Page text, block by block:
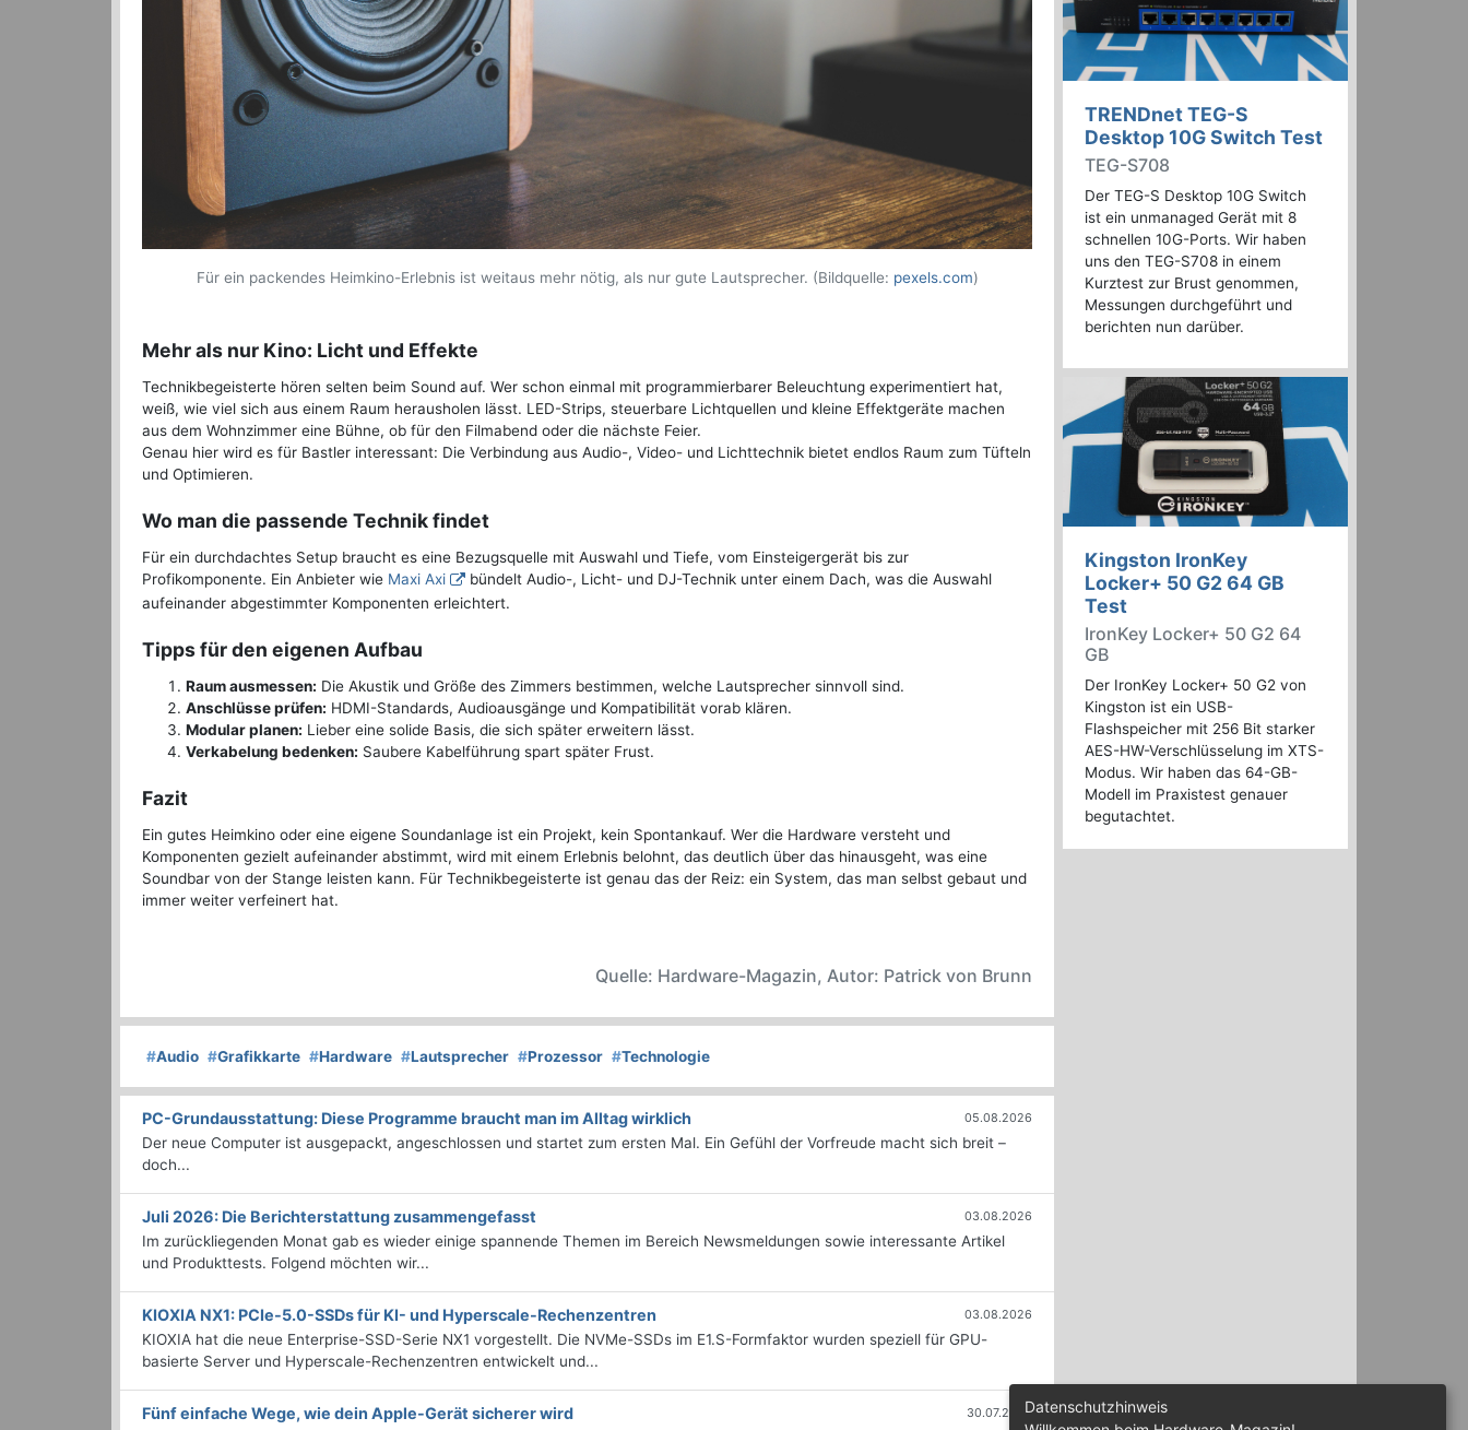
Für ein packendes Heimkino-Erlebnis ist weitaus mehr nötig, als nur gute Lautsprecher. (Bildquelle: pexels.com)
Mehr als nur Kino: Licht und Effekte
Technikbegeisterte hören selten beim Sound auf. Wer schon einmal mit programmierbarer Beleuchtung experimentiert hat,
weiß, wie viel sich aus einem Raum herausholen lässt. LED-Strips, steuerbare Lichtquellen und kleine Effektgeräte machen
aus dem Wohnzimmer eine Bühne, ob für den Filmabend oder die nächste Feier.
Genau hier wird es für Bastler interessant: Die Verbindung aus Audio-, Video- und Lichttechnik bietet endlos Raum zum Tüfteln
und Optimieren.
Wo man die passende Technik findet
Für ein durchdachtes Setup braucht es eine Bezugsquelle mit Auswahl und Tiefe, vom Einsteigergerät bis zur
Profikomponente. Ein Anbieter wie Maxi Axi
bündelt Audio-, Licht- und DJ-Technik unter einem Dach, was die Auswahl
aufeinander abgestimmter Komponenten erleichtert.
Tipps für den eigenen Aufbau
Raum ausmessen: Die Akustik und Größe des Zimmers bestimmen, welche Lautsprecher sinnvoll sind.
Anschlüsse prüfen: HDMI-Standards, Audioausgänge und Kompatibilität vorab klären.
Modular planen: Lieber eine solide Basis, die sich später erweitern lässt.
Verkabelung bedenken: Saubere Kabelführung spart später Frust.
Fazit
Ein gutes Heimkino oder eine eigene Soundanlage ist ein Projekt, kein Spontankauf. Wer die Hardware versteht und
Komponenten gezielt aufeinander abstimmt, wird mit einem Erlebnis belohnt, das deutlich über das hinausgeht, was eine
Soundbar von der Stange leisten kann. Für Technikbegeisterte ist genau das der Reiz: ein System, das man selbst gebaut und
immer weiter verfeinert hat.
Quelle: Hardware-Magazin, Autor: Patrick von Brunn
#Audio #Grafikkarte #Hardware #Lautsprecher #Prozessor #Technologie
PC-Grundausstattung: Diese Programme braucht man im Alltag wirklich 05.08.2026
Der neue Computer ist ausgepackt, angeschlossen und startet zum ersten Mal. Ein Gefühl der Vorfreude macht sich breit –
doch...
Juli 2026: Die Bericht­erstattung zusammengefasst 03.08.2026
Im zurückliegenden Monat gab es wieder einige spannende Themen im Bereich Newsmeldungen sowie interessante Artikel
und Produkttests. Folgend möchten wir...
KIOXIA NX1: PCIe-5.0-SSDs für KI- und Hyperscale-Rechenzentren 03.08.2026
KIOXIA hat die neue Enterprise-SSD-Serie NX1 vorgestellt. Die NVMe-SSDs im E1.S-Formfaktor wurden speziell für GPU-
basierte Server und Hyperscale-Rechenzentren entwickelt und...
Fünf einfache Wege, wie dein Apple-Gerät sicherer wird 30.07.2026
TRENDnet TEG-S
Desktop 10G Switch Test
TEG-S708
Der TEG-S Desktop 10G Switch
ist ein unmanaged Gerät mit 8
schnellen 10G-Ports. Wir haben
uns den TEG-S708 in einem
Kurztest zur Brust genommen,
Messungen durchgeführt und
berichten nun darüber.
Kingston IronKey
Locker+ 50 G2 64 GB
Test
IronKey Locker+ 50 G2 64
GB
Der IronKey Locker+ 50 G2 von
Kingston ist ein USB-
Flashspeicher mit 256 Bit starker
AES-HW-Verschlüsselung im XTS-
Modus. Wir haben das 64-GB-
Modell im Praxistest genauer
begutachtet.
Datenschutzhinweis